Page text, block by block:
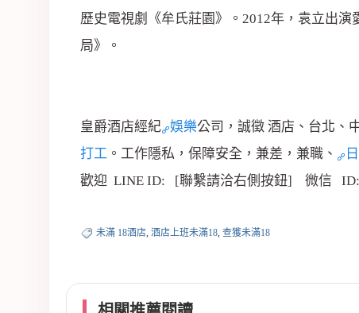
歷史電視劇《牟氏莊園》。2012年，袁立出
局》。
皇爵酒店經紀 娛樂公司，誠徵 酒店、台北、
打工 。工作隱私，保障安全，兼差，兼職、
歡迎 LINE ID: [聯繫請洽右側按鈕] 微信
未滿 18酒店, 酒店上班未滿18, 查獲未滿18